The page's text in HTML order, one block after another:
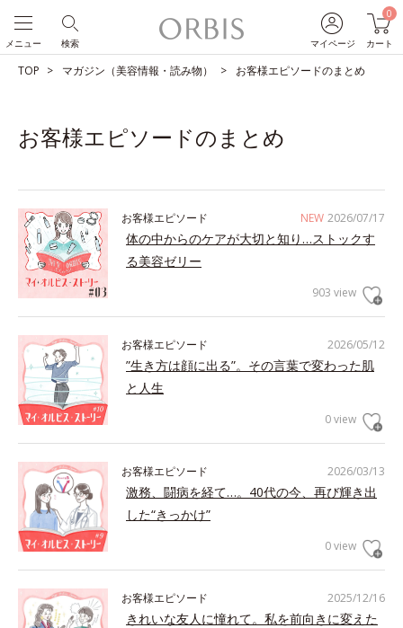
マイページ
0
カート
検索
メニュー
TOP マガジン（美容情報・読み物） お客様エピソードのまとめ
お客様エピソードのまとめ
NEW 2026/07/17
お客様エピソード
体の中からのケアが大切と知り…ストックす
る美容ゼリー
903 view
2026/05/12
お客様エピソード
”生き方は顔に出る”。その言葉で変わった肌
と人生
0 view
2026/03/13
お客様エピソード
激務、闘病を経て…。40代の今、再び輝き出
した“きっかけ”
0 view
2025/12/16
お客様エピソード
きれいな友人に憧れて。私を前向きに変えた